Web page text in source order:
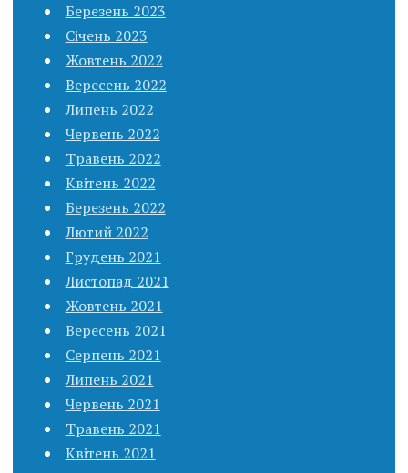
Березень 2023
Січень 2023
Жовтень 2022
Вересень 2022
Липень 2022
Червень 2022
Травень 2022
Квітень 2022
Березень 2022
Лютий 2022
Грудень 2021
Листопад 2021
Жовтень 2021
Вересень 2021
Серпень 2021
Липень 2021
Червень 2021
Травень 2021
Квітень 2021